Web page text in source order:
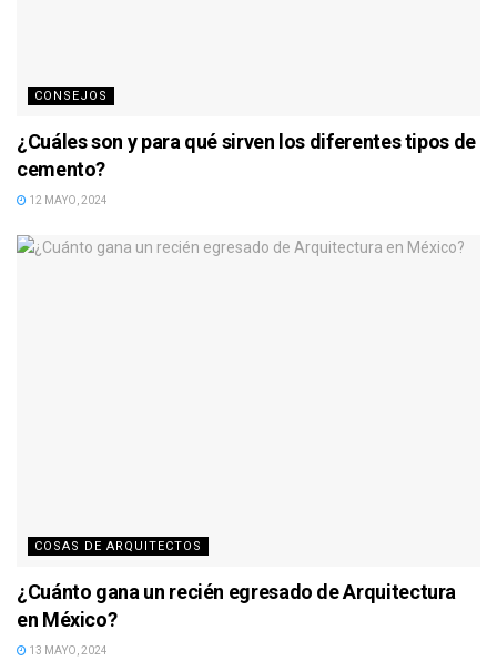
CONSEJOS
¿Cuáles son y para qué sirven los diferentes tipos de
cemento?
12 MAYO, 2024
COSAS DE ARQUITECTOS
¿Cuánto gana un recién egresado de Arquitectura
en México?
13 MAYO, 2024